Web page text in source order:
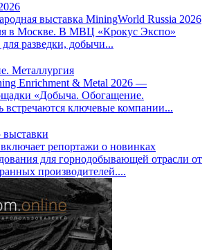
выставка MiningWorld Russia 2026
в Москве. В МВЦ «Крокус Экспо»
разведки, добычи...
Металлургия
Enrichment & Metal 2026 —
«Добыча. Обогащение.
встречаются ключевые компании...
репортажи о новинках
для горнодобывающей отрасли от
производителей....